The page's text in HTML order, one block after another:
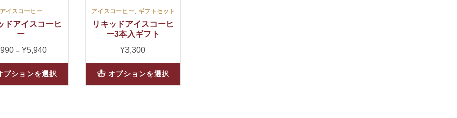
アイスコーヒー
ドアイスコーヒ
ー
990 – ¥5,940価
帯:
¥990
プションを選択
品
アイスコーヒー, ギフトセット
リキッドアイスコーヒ
ー3本入ギフト
¥3,300
オプションを選択